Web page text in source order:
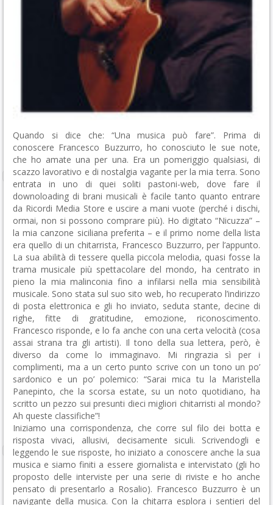
Quando si dice che: “Una musica può fare”. Prima di
conoscere Francesco Buzzurro, ho conosciuto le sue note,
che ho amate una per una. Era un pomeriggio qualsiasi, di
scazzo lavorativo e di nostalgia vagante per la mia terra. Sono
entrata in uno di quei soliti pastoni-web, dove fare il
downoloading di brani musicali è facile tanto quanto entrare
da Ricordi Media Store e uscire a mani vuote (perché i dischi,
ormai, non si possono comprare più). Ho digitato “Nicuzza” –
la mia canzone siciliana preferita – e il primo nome della lista
era quello di un chitarrista, Francesco Buzzurro, per l’appunto.
La sua abilità di tessere quella piccola melodia, quasi fosse la
trama musicale più spettacolare del mondo, ha centrato in
pieno la mia malinconia fino a infilarsi nella mia sensibilità
musicale. Sono stata sul suo sito web, ho recuperato l’indirizzo
di posta elettronica e gli ho inviato, seduta stante, decine di
righe, fitte di gratitudine, emozione, riconoscimento.
Francesco risponde, e lo fa anche con una certa velocità (cosa
assai strana tra gli artisti). Il tono della sua lettera, però, è
diverso da come lo immaginavo. Mi ringrazia sì per i
complimenti, ma a un certo punto scrive con un tono un po’
sardonico e un po’ polemico: “Sarai mica tu la Maristella
Panepinto, che la scorsa estate, su un noto quotidiano, ha
scritto un pezzo sui presunti dieci migliori chitarristi al mondo?
Ah queste classifiche”!
Iniziamo una corrispondenza, che corre sul filo dei botta e
risposta vivaci, allusivi, decisamente siculi. Scrivendogli e
leggendo le sue risposte, ho iniziato a conoscere anche la sua
musica e siamo finiti a essere giornalista e intervistato (gli ho
proposto delle interviste per una serie di riviste e ho anche
pensato di presentarlo a Rosalio). Francesco Buzzurro è un
navigante della musica. Con la chitarra esplora i sentieri del